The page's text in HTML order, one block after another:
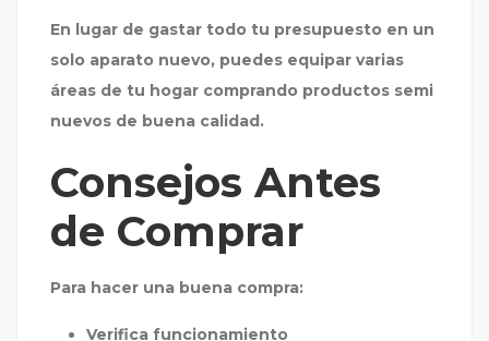
En lugar de gastar todo tu presupuesto en un
solo aparato nuevo, puedes equipar varias
áreas de tu hogar comprando productos semi
nuevos de buena calidad.
Consejos Antes
de Comprar
Para hacer una buena compra:
Verifica funcionamiento